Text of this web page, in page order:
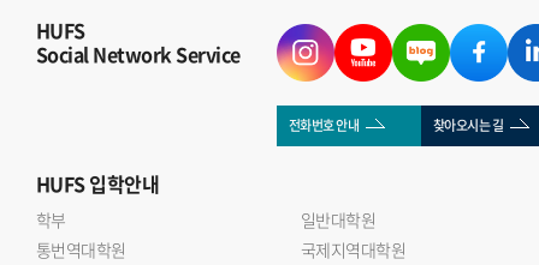
HUFS
Social Network Service
전화번호 안내 찾아오시는 길
HUFS입학안내
학부
일반대학원
통번역대학원
국제지역대학원